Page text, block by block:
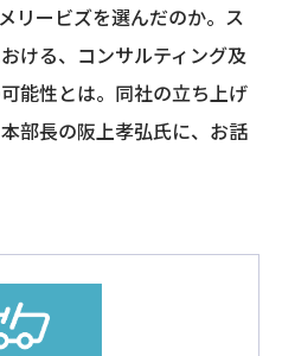
リービズを選んだのか。ス
ける、コンサルティング及
能性とは。同社の立ち上げ
部長の阪上孝弘氏に、お話